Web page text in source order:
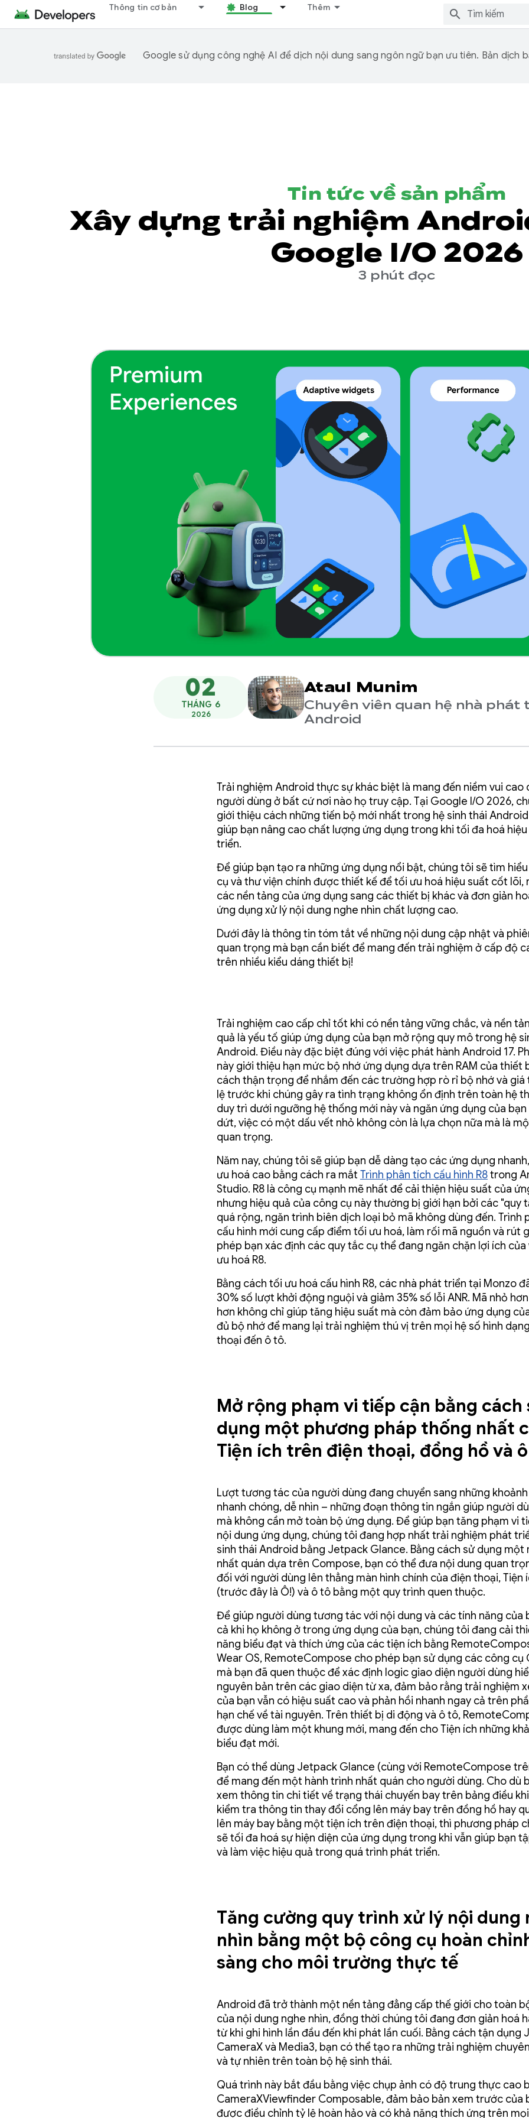
Thông tin cơ bản Blog Thêm
Google sử dụng công nghệ AI để dịch nội dung sang ngôn ngữ bạn ưu tiên. Bản dịch
Tin tức về sản phẩm
Xây dựng trải nghiệm
Google I/O 2026
3 phút đọc
02
THÁNG 6
2026
Ataul Munim
Chuyên viên quan hệ nhà phát
Android
Trải nghiệm Android thực sự khác biệt là mang đến niềm vui cao
người dùng ở bất cứ nơi nào họ truy cập. Tại Google I/O 2026,
giới thiệu cách những tiến bộ mới nhất trong hệ sinh thái
giúp bạn nâng cao chất lượng ứng dụng trong khi tối đa hoá
triển.
Để giúp bạn tạo ra những ứng dụng nổi bật, chúng tôi sẽ tìm
cụ và thư viện chính được thiết kế để tối ưu hoá hiệu suất cốt lõi,
các nền tảng của ứng dụng sang các thiết bị khác và đơn giản
ứng dụng xử lý nội dung nghe nhìn chất lượng cao.
Dưới đây là thông tin tóm tắt về những nội dung cập nhật và
quan trọng mà bạn cần biết để mang đến trải nghiệm ở cấp độ
trên nhiều kiểu dáng thiết bị!
Trải nghiệm cao cấp chỉ tốt khi có nền tảng vững chắc, và nền
quả là yếu tố giúp ứng dụng của bạn mở rộng quy mô trong hệ
Android. Điều này đặc biệt đúng với việc phát hành Android 17.
này giới thiệu hạn mức bộ nhớ ứng dụng dựa trên RAM của thiết
cách thận trọng để nhắm đến các trường hợp rò rỉ bộ nhớ và giá
lệ trước khi chúng gây ra tình trạng không ổn định trên toàn hệ
duy trì dưới ngưỡng hệ thống mới này và ngăn ứng dụng của bạn
dứt, việc có một dấu vết nhỏ không còn là lựa chọn nữa mà là
quan trọng.
Năm nay, chúng tôi sẽ giúp bạn dễ dàng tạo các ứng dụng
ưu hoá cao bằng cách ra mắt Trình phân tích cấu hình R8trong
Studio. R8 là công cụ mạnh mẽ nhất để cải thiện hiệu suất của
nhưng hiệu quả của công cụ này thường bị giới hạn bởi các "quy
quá rộng, ngăn trình biên dịch loại bỏ mã không dùng đến. Trình
cấu hình mới cung cấp điểm tối ưu hoá, làm rối mã nguồn và rút
phép bạn xác định các quy tắc cụ thể đang ngăn chặn lợi ích
ưu hoá R8.
Bằng cách tối ưu hoá cấu hình R8, các nhà phát triển tại Monzo
30% số lượt khởi động nguội và giảm 35% số lỗi ANR. Mã nhỏ
hơn không chỉ giúp tăng hiệu suất mà còn đảm bảo ứng dụng
đủ bộ nhớ để mang lại trải nghiệm thú vị trên mọi hệ số hình
thoại đến ô tô.
Mở rộng phạm vi tiếp cận bằng cách
dụng một phương pháp thống nhất
Tiện ích trên điện thoại, đồng hồ và
Lượt tương tác của người dùng đang chuyển sang những
nhanh chóng, dễ nhìn – những đoạn thông tin ngắn giúp người
mà không cần mở toàn bộ ứng dụng. Để giúp bạn tăng phạm vi
nội dung ứng dụng, chúng tôi đang hợp nhất trải nghiệm phát
sinh thái Android bằng Jetpack Glance. Bằng cách sử dụng một
nhất quán dựa trên Compose, bạn có thể đưa nội dung quan
đối với người dùng lên thẳng màn hình chính của điện thoại, Tiện
(trước đây là Ô!) và ô tô bằng một quy trình quen thuộc.
Để giúp người dùng tương tác với nội dung và các tính năng của
cả khi họ không ở trong ứng dụng của bạn, chúng tôi đang cải
năng biểu đạt và thích ứng của các tiện ích bằng
Wear OS, RemoteCompose cho phép bạn sử dụng các công cụ
mà bạn đã quen thuộc để xác định logic giao diện người dùng
nguyên bản trên các giao diện từ xa, đảm bảo rằng trải nghiệm
của bạn vẫn có hiệu suất cao và phản hồi nhanh ngay cả trên
hạn chế về tài nguyên. Trên thiết bị di động và ô tô,
được dùng làm một khung mới, mang đến cho Tiện ích những
biểu đạt mới.
Bạn có thể dùng Jetpack Glance (cùng với RemoteCompose
để mang đến một hành trình nhất quán cho người dùng. Cho dù
xem thông tin chi tiết về trạng thái chuyến bay trên bảng điều
kiểm tra thông tin thay đổi cổng lên máy bay trên đồng hồ hay
lên máy bay bằng một tiện ích trên điện thoại, thì phương pháp
sẽ tối đa hoá sự hiện diện của ứng dụng trong khi vẫn giúp bạn
và làm việc hiệu quả trong quá trình phát triển.
Tăng cường quy trình xử lý nội dung
nhìn bằng một bộ công cụ hoàn
sàng cho môi trường thực tế
Android đã trở thành một nền tảng đẳng cấp thế giới cho toàn
của nội dung nghe nhìn, đồng thời chúng tôi đang đơn giản hoá
từ khi ghi hình lần đầu đến khi phát lần cuối. Bằng cách tận dụng
CameraX và Media3, bạn có thể tạo ra những trải nghiệm
và tự nhiên trên toàn bộ hệ sinh thái.
Quá trình này bắt đầu bằng việc chụp ảnh có độ trung thực cao
CameraXViewfinder Composable, đảm bảo bản xem trước của
được điều chỉnh tỷ lệ hoàn hảo và có khả năng thích ứng trên